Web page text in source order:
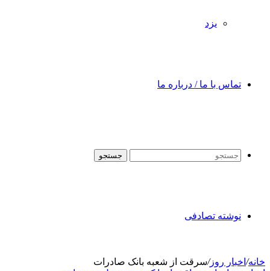
یزد
تماس با ما / درباره ما
جستجو
نوشته تصادفی
خانه/ اخبار روز/سرقت از شعبه بانک صادرات